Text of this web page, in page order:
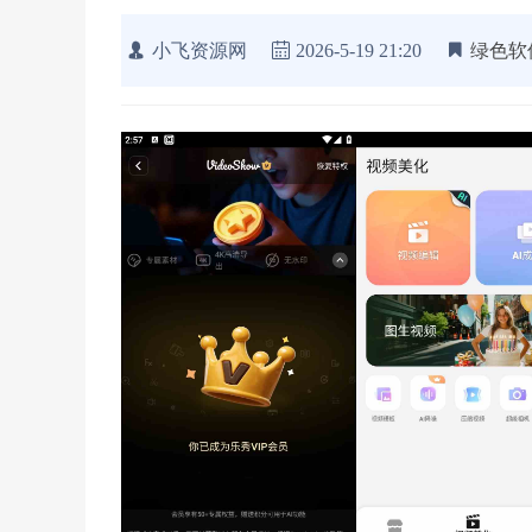
小飞资源网 2026-5-19 21:20 绿色软